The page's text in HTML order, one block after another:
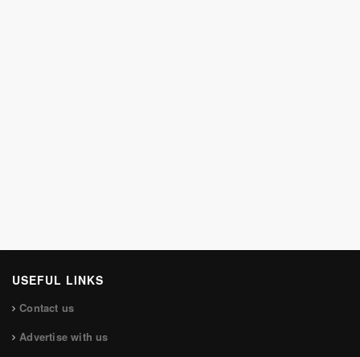
USEFUL LINKS
Contact us
Advertise with us